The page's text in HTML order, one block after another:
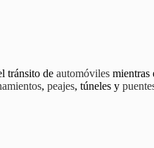
tránsito de automóviles mientras
, peajes, túneles y